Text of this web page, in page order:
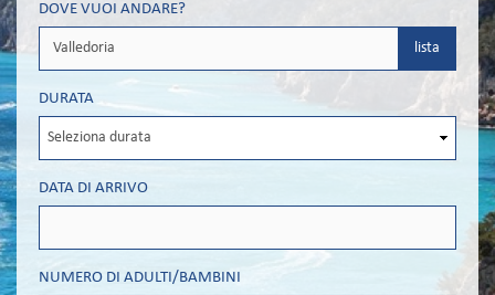
DOVE VUOI ANDARE?
lista
DURATA
DATA DI ARRIVO
NUMERO DI ADULTI/BAMBINI